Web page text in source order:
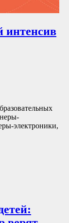
интенсив
электроники,